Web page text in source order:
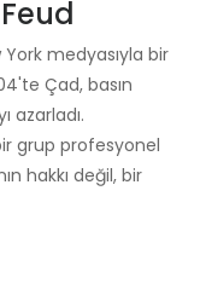
medyasıyla bir
Çad, basın
azarladı.
grup profesyonel
hakkı değil, bir